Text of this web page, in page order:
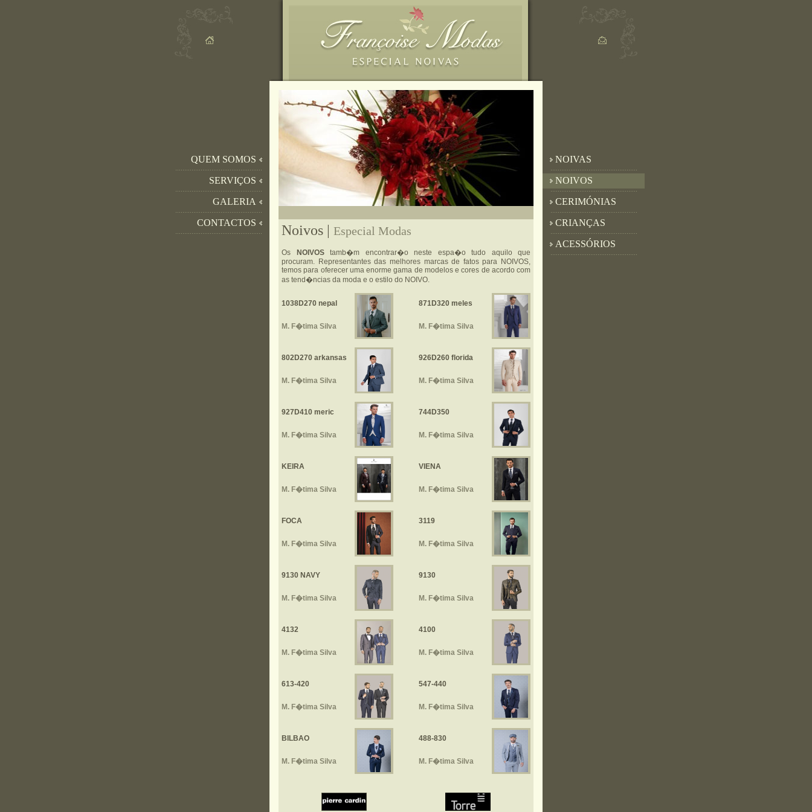
QUEM SOMOS
SERVIÇOS
GALERIA
CONTACTOS Noivos | Especial Modas
Os NOIVOStamb�m encontrar�o neste espa�o tudo aquilo que
procuram. Representantes das melhores marcas de fatos para NOIVOS,
temos para oferecer uma enorme gama de modelos e cores de acordo com
as tend�ncias da moda e o estilo do NOIVO.
1038D270 nepal
M. F�tima Silva
871D320 meles
M. F�tima Silva
802D270 arkansas
M. F�tima Silva
926D260 florida
M. F�tima Silva
927D410 meric
M. F�tima Silva
744D350
M. F�tima Silva
KEIRA
M. F�tima Silva
VIENA
M. F�tima Silva
FOCA
M. F�tima Silva
3119
M. F�tima Silva
9130 NAVY
M. F�tima Silva
9130
M. F�tima Silva
4132
M. F�tima Silva
4100
M. F�tima Silva
613-420
M. F�tima Silva
547-440
M. F�tima Silva
BILBAO
M. F�tima Silva
488-830
M. F�tima Silva
NOIVAS
NOIVOS
CERIMÓNIAS
CRIANÇAS
ACESSÓRIOS